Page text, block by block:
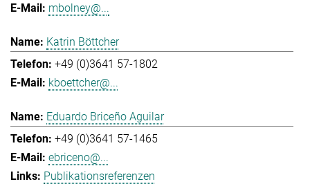
mbolney@...
Katrin Böttcher
+49 (0)3641 57-1802
kboettcher@...
Eduardo Briceño Aguilar
+49 (0)3641 57-1465
ebriceno@...
Publikationsreferenzen